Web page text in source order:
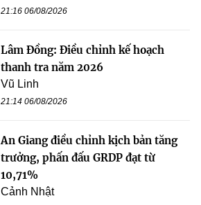
21:16 06/08/2026
Lâm Đồng: Điều chỉnh kế hoạch
thanh tra năm 2026
Vũ Linh
21:14 06/08/2026
An Giang điều chỉnh kịch bản tăng
trưởng, phấn đấu GRDP đạt từ
10,71%
Cảnh Nhật